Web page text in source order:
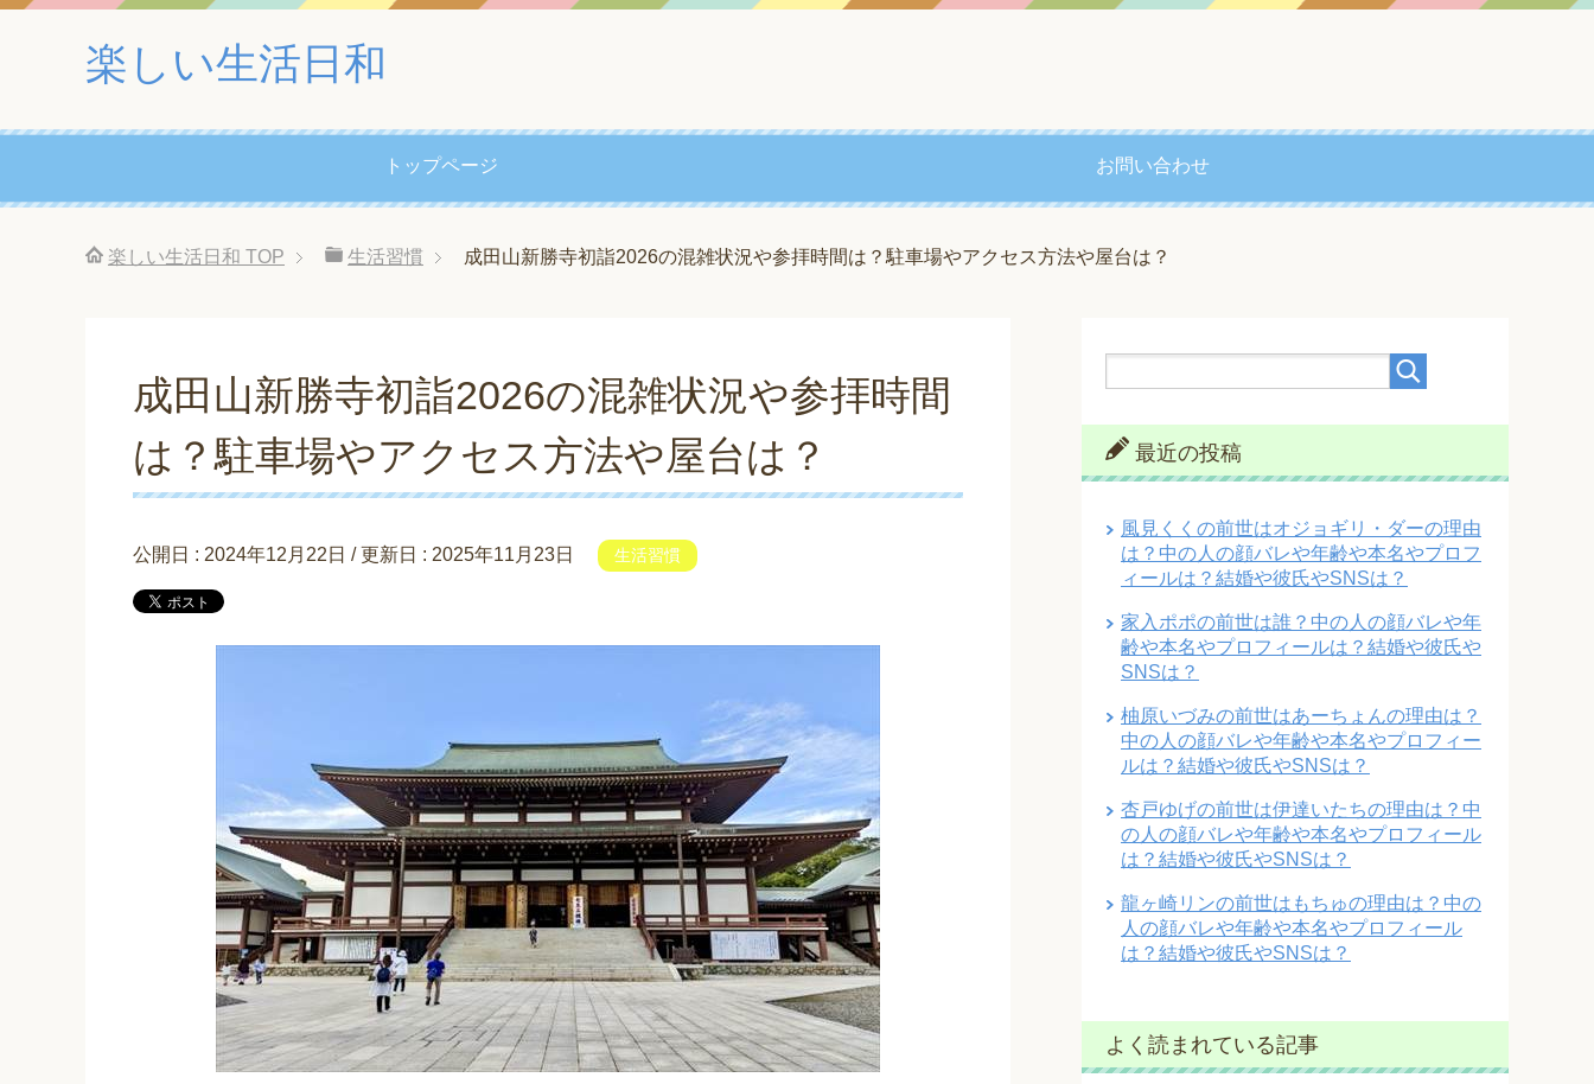
楽しい生活日和
トップページ お問い合わせ
楽しい生活日和 TOP 生活習慣 成田山新勝寺初詣2026の混雑状況や参拝時間は？駐車場やアクセス方法や屋台は？
成田山新勝寺初詣2026の混雑状況や参拝時間
は？駐車場やアクセス方法や屋台は？
公開日 : 2024年12月22日 / 更新日 : 2025年11月23日 生活習慣
最近の投稿
風見くくの前世はオジョギリ・ダーの理由
は？中の人の顔バレや年齢や本名やプロフ
ィールは？結婚や彼氏やSNSは？
家入ポポの前世は誰？中の人の顔バレや年
齢や本名やプロフィールは？結婚や彼氏や
SNSは？
柚原いづみの前世はあーちょんの理由は？
中の人の顔バレや年齢や本名やプロフィー
ルは？結婚や彼氏やSNSは？
杏戸ゆげの前世は伊達いたちの理由は？中
の人の顔バレや年齢や本名やプロフィール
は？結婚や彼氏やSNSは？
龍ヶ崎リンの前世はもちゅの理由は？中の
人の顔バレや年齢や本名やプロフィール
は？結婚や彼氏やSNSは？
よく読まれている記事